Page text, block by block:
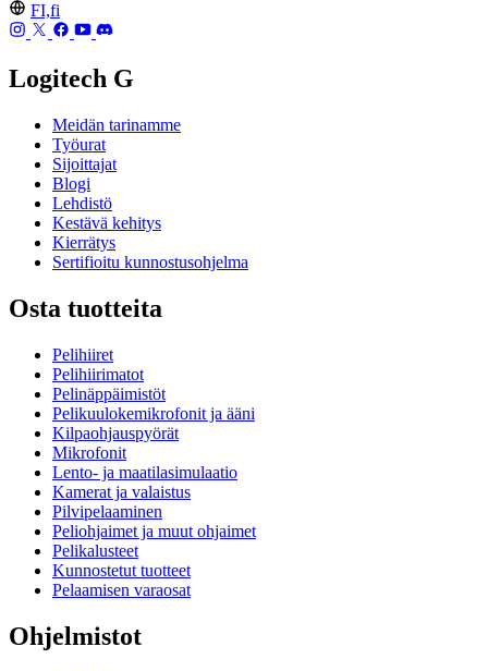
FI,fi
Logitech G
Meidän tarinamme
Työurat
Sijoittajat
Blogi
Lehdistö
Kestävä kehitys
Kierrätys
Sertifioitu kunnostusohjelma
Osta tuotteita
Pelihiiret
Pelihiirimatot
Pelinäppäimistöt
Pelikuulokemikrofonit ja ääni
Kilpaohjauspyörät
Mikrofonit
Lento- ja maatilasimulaatio
Kamerat ja valaistus
Pilvipelaaminen
Peliohjaimet ja muut ohjaimet
Pelikalusteet
Kunnostetut tuotteet
Pelaamisen varaosat
Ohjelmistot